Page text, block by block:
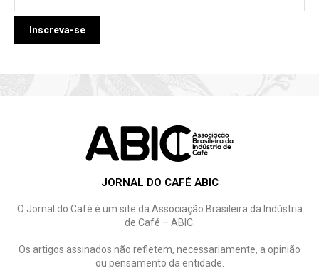
JORNAL DO CAFÉ ABIC
O Jornal do Café é um site da Associação Brasileira da Indústria
de Café – ABIC.
Os artigos assinados não refletem, necessariamente, a opinião
ou pensamento da entidade.